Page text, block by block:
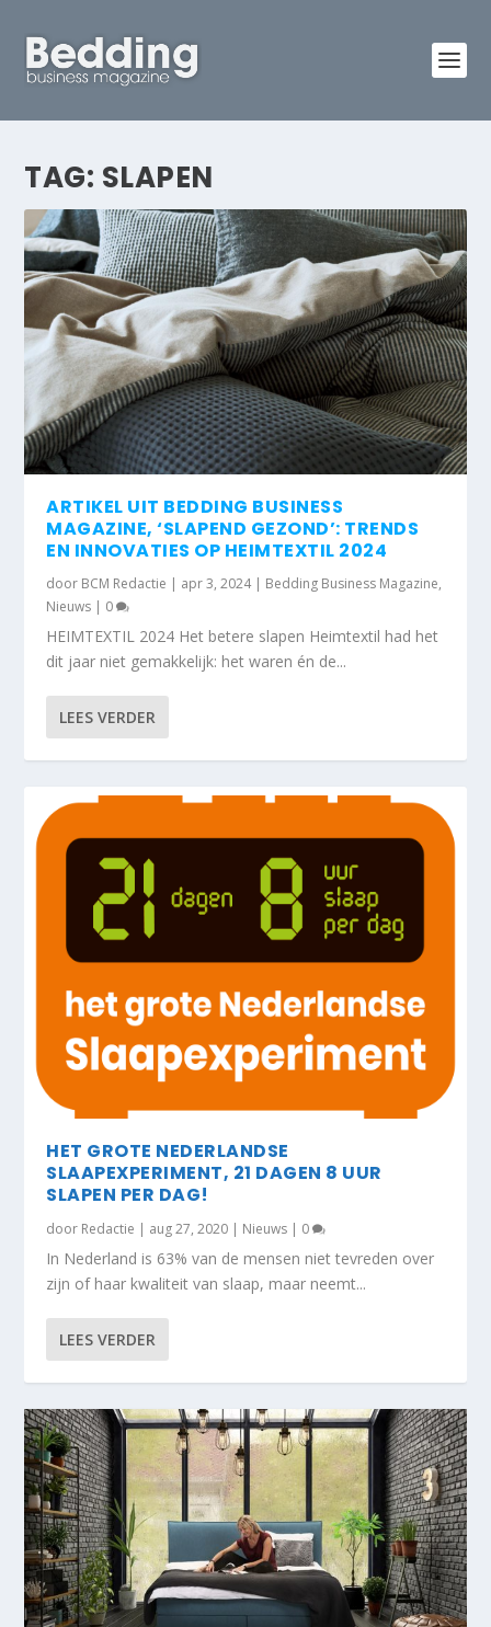
TAG: SLAPEN
ARTIKEL UIT BEDDING BUSINESS
MAGAZINE, ‘SLAPEND GEZOND’: TRENDS
EN INNOVATIES OP HEIMTEXTIL 2024
door BCM Redactie | apr 3, 2024| Bedding Business Magazine,
Nieuws | 0
HEIMTEXTIL 2024 Het betere slapen Heimtextil had het
dit jaar niet gemakkelijk: het waren én de...
LEES VERDER
HET GROTE NEDERLANDSE
SLAAPEXPERIMENT, 21 DAGEN 8 UUR
SLAPEN PER DAG!
door Redactie | aug 27, 2020 | Nieuws | 0
In Nederland is 63% van de mensen niet tevreden over
zijn of haar kwaliteit van slaap, maar neemt...
LEES VERDER